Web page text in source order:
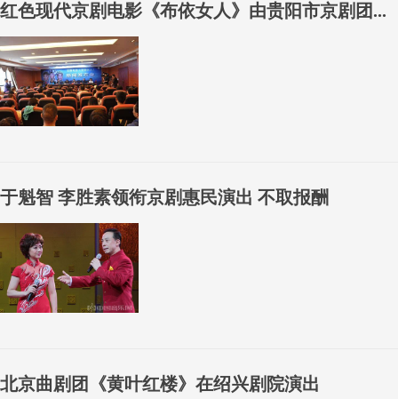
红色现代京剧电影《布依女人》由贵阳市京剧团...
于魁智 李胜素领衔京剧惠民演出 不取报酬
北京曲剧团《黄叶红楼》在绍兴剧院演出